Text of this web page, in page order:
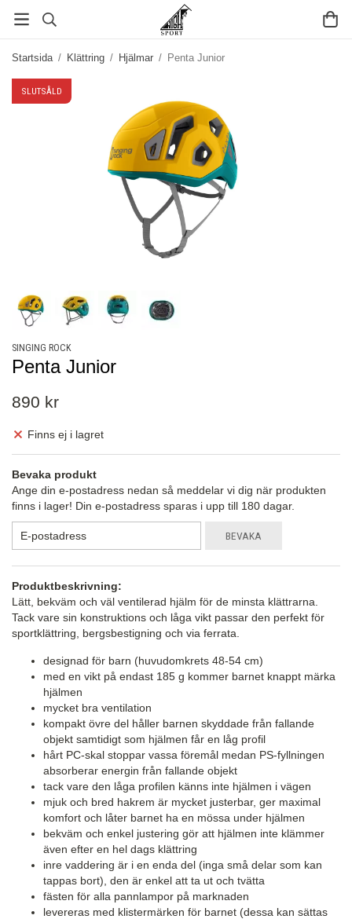
Startsida / Klättring / Hjälmar / Penta Junior
SLUTSÅLD
SINGING ROCK
Penta Junior
890 kr
Finns ej i lagret
Bevaka produkt
Ange din e-postadress nedan så meddelar vi dig när produkten
finns i lager! Din e-postadress sparas i upp till 180 dagar.
BEVAKA
Produktbeskrivning:
Lätt, bekväm och väl ventilerad hjälm för de minsta klättrarna.
Tack vare sin konstruktions och låga vikt passar den perfekt för
sportklättring, bergsbestigning och via ferrata.
designad för barn (huvudomkrets 48-54 cm)
med en vikt på endast 185 g kommer barnet knappt märka
hjälmen
mycket bra ventilation
kompakt övre del håller barnen skyddade från fallande
objekt samtidigt som hjälmen får en låg profil
hårt PC-skal stoppar vassa föremål medan PS-fyllningen
absorberar energin från fallande objekt
tack vare den låga profilen känns inte hjälmen i vägen
mjuk och bred hakrem är mycket justerbar, ger maximal
komfort och låter barnet ha en mössa under hjälmen
bekväm och enkel justering gör att hjälmen inte klämmer
även efter en hel dags klättring
inre vaddering är i en enda del (inga små delar som kan
tappas bort), den är enkel att ta ut och tvätta
fästen för alla pannlampor på marknaden
levereras med klistermärken för barnet (dessa kan sättas